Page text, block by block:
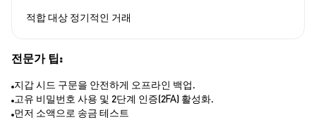
적합 대상 정기적인 거래
전문가 팁:
지갑 시드 구문을 안전하게 오프라인 백업.
고유 비밀번호 사용 및 2단계 인증(2FA) 활성화.
먼저 소액으로 송금 테스트